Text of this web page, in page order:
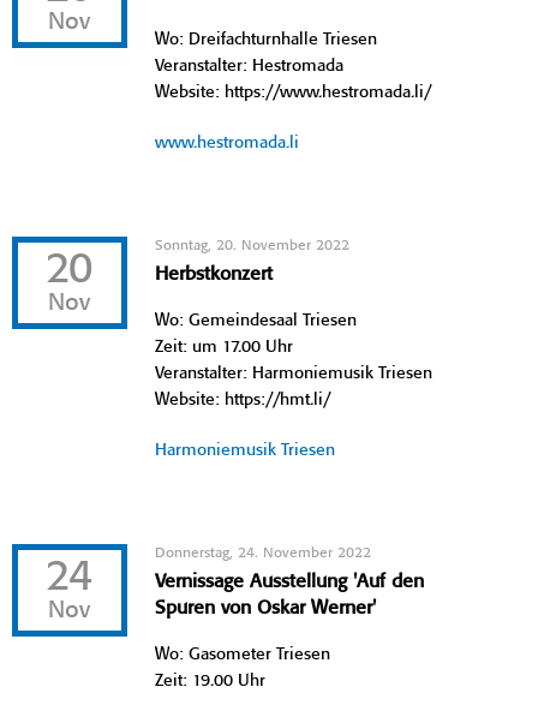
Nov
Wo: Dreifachturnhalle Triesen
Veranstalter: Hestromada
Website: https://www.hestromada.li/
www.hestromada.li
20
Nov
Sonntag, 20. November 2022
Herbstkonzert
Wo: Gemeindesaal Triesen
Zeit: um 17.00 Uhr
Veranstalter: Harmoniemusik Triesen
Website: https://hmt.li/
Harmoniemusik Triesen
24
Nov
Donnerstag, 24. November 2022
Vernissage Ausstellung 'Auf den
Spuren von Oskar Werner'
Wo: Gasometer Triesen
Zeit: 19.00 Uhr